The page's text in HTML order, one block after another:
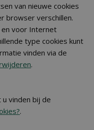
van nieuwe cookies
browser verschillen.
en voor Internet
type cookies kunt
vinden via de
.
vinden bij de
.